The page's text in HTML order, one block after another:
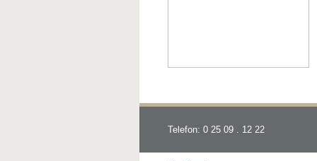
Telefon: 0 25 09 . 12 22